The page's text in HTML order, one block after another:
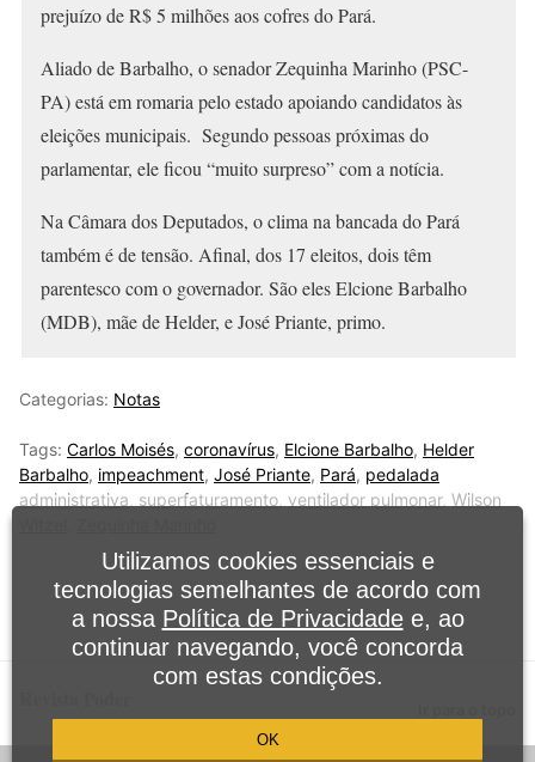
prejuízo de R$ 5 milhões aos cofres do Pará.
Aliado de Barbalho, o senador Zequinha Marinho (PSC-
PA) está em romaria pelo estado apoiando candidatos às
eleições municipais. Segundo pessoas próximas do
parlamentar, ele ficou “muito surpreso” com a notícia.
Na Câmara dos Deputados, o clima na bancada do Pará
também é de tensão. Afinal, dos 17 eleitos, dois têm
parentesco com o governador. São eles Elcione Barbalho
(MDB), mãe de Helder, e José Priante, primo.
Categorias: Notas
Tags: Carlos Moisés, coronavírus, Elcione Barbalho, Helder
Barbalho, impeachment, José Priante, Pará, pedalada
administrativa superfaturamento ventilador pulmonar, Wilson
Utilizamos cookies essenciais e
tecnologias semelhantes de acordo com
a nossa Política de Privacidadee, ao
continuar navegando, você concorda
com estas condições.
OK